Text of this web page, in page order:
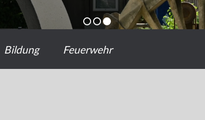
Bildung Feuerwehr